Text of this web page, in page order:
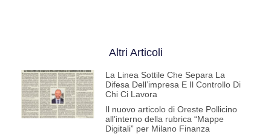
Altri Articoli
La Linea Sottile Che Separa La
Difesa Dell’impresa E Il Controllo Di
Chi Ci Lavora
Il nuovo articolo di Oreste Pollicino
all’interno della rubrica “Mappe
Digitali” per Milano Finanza